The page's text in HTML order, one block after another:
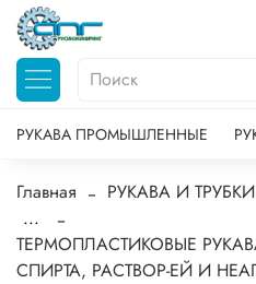
РУКАВА ПРОМЫШЛЕННЫЕ
Главная
РУКАВА И
...
ТЕРМОПЛАСТИКОВЫЕ
СПИРТА, РАСТВОР-ЕЙ И